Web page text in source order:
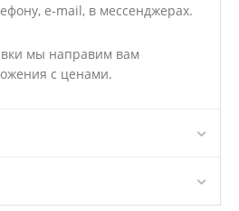
e-mail, в мессенджерах.
мы направим вам
с ценами.